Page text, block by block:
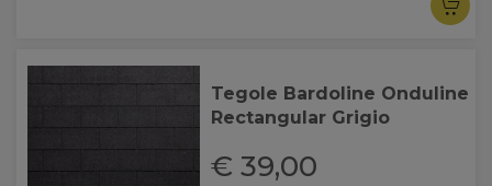
Tegole Bardoline Onduline
Rectangular Grigio
€ 39,00